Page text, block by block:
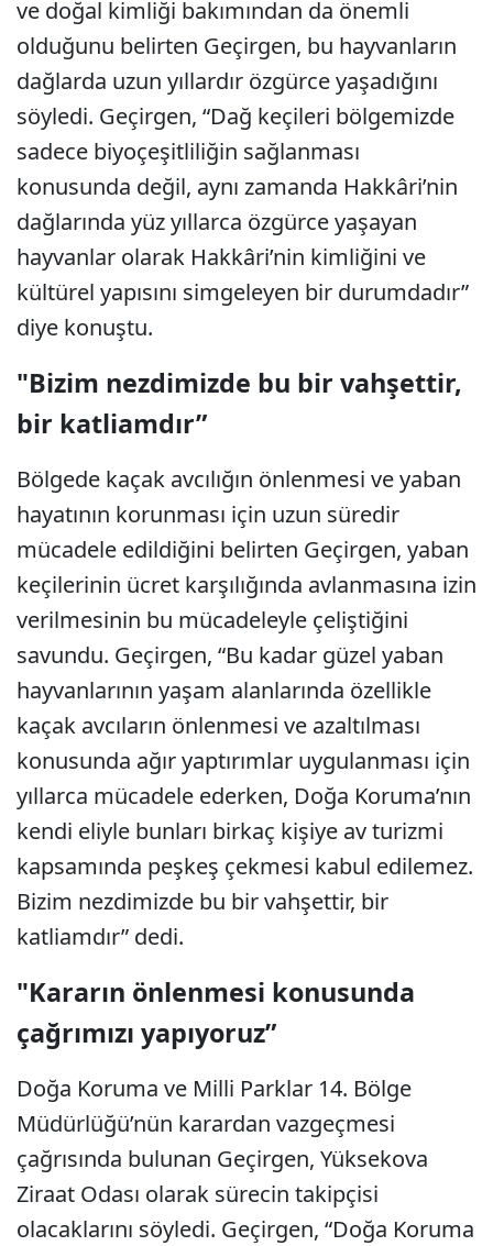
ve doğal kimliği bakımından da önemli
olduğunu belirten Geçirgen, bu hayvanların
dağlarda uzun yıllardır özgürce yaşadığını
söyledi. Geçirgen, “Dağ keçileri bölgemizde
sadece biyoçeşitliliğin sağlanması
konusunda değil, aynı zamanda Hakkâri’nin
dağlarında yüz yıllarca özgürce yaşayan
hayvanlar olarak Hakkâri’nin kimliğini ve
kültürel yapısını simgeleyen bir durumdadır”
diye konuştu.
"Bizim nezdimizde bu bir vahşettir,
bir katliamdır”
Bölgede kaçak avcılığın önlenmesi ve yaban
hayatının korunması için uzun süredir
mücadele edildiğini belirten Geçirgen, yaban
keçilerinin ücret karşılığında avlanmasına izin
verilmesinin bu mücadeleyle çeliştiğini
savundu. Geçirgen, “Bu kadar güzel yaban
hayvanlarının yaşam alanlarında özellikle
kaçak avcıların önlenmesi ve azaltılması
konusunda ağır yaptırımlar uygulanması için
yıllarca mücadele ederken, Doğa Koruma’nın
kendi eliyle bunları birkaç kişiye av turizmi
kapsamında peşkeş çekmesi kabul edilemez.
Bizim nezdimizde bu bir vahşettir, bir
katliamdır” dedi.
"Kararın önlenmesi konusunda
çağrımızı yapıyoruz”
Doğa Koruma ve Milli Parklar 14. Bölge
Müdürlüğü’nün karardan vazgeçmesi
çağrısında bulunan Geçirgen, Yüksekova
Ziraat Odası olarak sürecin takipçisi
olacaklarını söyledi. Geçirgen, “Doğa Koruma